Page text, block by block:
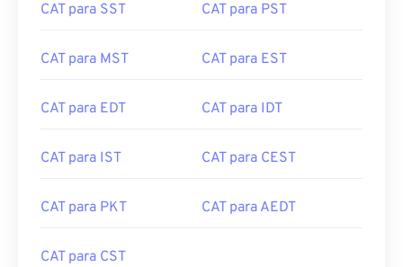
CAT para SST CAT para PST
CAT para MST CAT para EST
CAT para EDT CAT para IDT
CAT para IST CAT para CEST
CAT para PKT CAT para AEDT
CAT para CST